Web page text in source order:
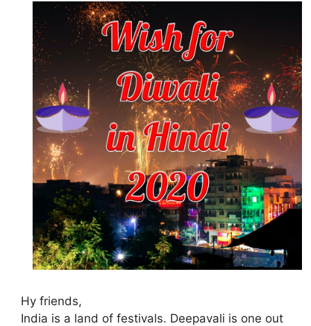
Hy friends,
India is a land of festivals. Deepavali is one out